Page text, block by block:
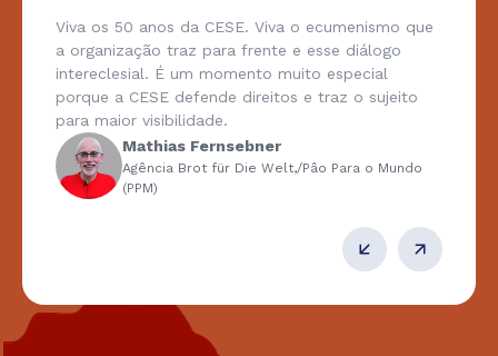
Viva os 50 anos da CESE. Viva o ecumenismo que
a organização traz para frente e esse diálogo
intereclesial. É um momento muito especial
porque a CESE defende direitos e traz o sujeito
para maior visibilidade.
Mathias Fernsebner
Agência Brot für Die Welt,/Pâo Para o Mundo
(PPM)